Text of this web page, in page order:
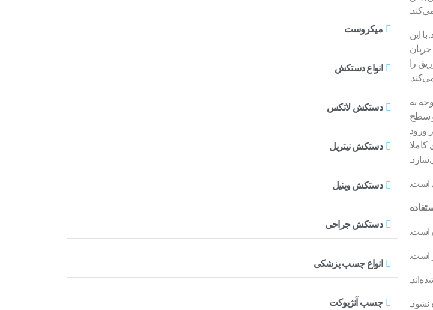
این
را
با توجه به
سطح
ورود
است.
میکروست
انواع دستکش
دستکش لاتکس
دستکش نیتریل
دستکش وینیل
دستکش جراحی
انواع چسب پزشکی
چسب آنژیوکت